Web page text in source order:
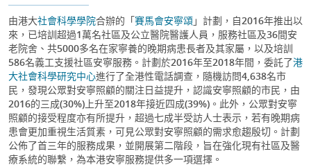
由港大社會科學學院合辦的「賽馬會安寧頌」計劃，自2016年推出以
來，已培訓超過1萬名社區及公立醫院醫護人員，服務社區及36間安
老院舍、共5000多名在家寧養的晚期病患長者及其家屬，以及培訓
586名義工支援社區安寧服務。計劃於2016年至2018年間，委託了港
大社會科學研究中心進行了全港性電話調查，隨機訪問4,638名市
民，發現公眾對安寧照顧的關注日益提升，認識安寧照顧的市民，由
2016的三成(30%)上升至2018年接近四成(39%)。此外，公眾對安寧
照顧的接受程度亦有所提升，超過七成半受訪人士表示，若有晚期病
患會更加重視生活質素，可見公眾對安寧照顧的需求愈趨殷切。計劃
公佈了首三年的服務成果，並開展第二階段，旨在強化現有社區及醫
療系統的聯繫，為本港安寧服務提供多一項選擇。